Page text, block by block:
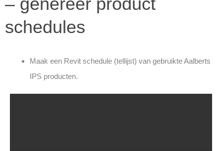
schedules
Maak een Revit schedule (tellijst) van gebruikte Aalberts
IPS producten.